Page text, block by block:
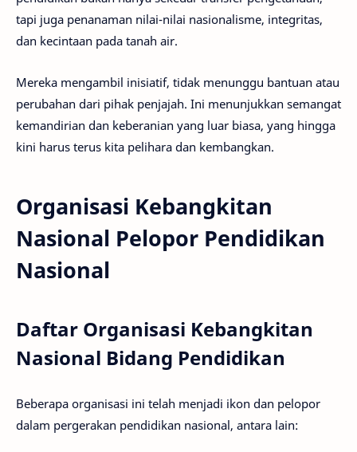
tapi juga penanaman nilai-nilai nasionalisme, integritas,
dan kecintaan pada tanah air.
Mereka mengambil inisiatif, tidak menunggu bantuan atau
perubahan dari pihak penjajah. Ini menunjukkan semangat
kemandirian dan keberanian yang luar biasa, yang hingga
kini harus terus kita pelihara dan kembangkan.
Organisasi Kebangkitan
Nasional Pelopor Pendidikan
Nasional
Daftar Organisasi Kebangkitan
Nasional Bidang Pendidikan
Beberapa organisasi ini telah menjadi ikon dan pelopor
dalam pergerakan pendidikan nasional, antara lain: